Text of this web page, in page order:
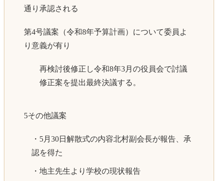
通り承認される
第4号議案（令和8年予算計画）について委員よ
り意義が有り
再検討後修正し令和8年3月の役員会で討議
修正案を提出最終決議する。
5その他議案
・5月30日解散式の内容北村副会長が報告、承
認を得た
・地主先生より学校の現状報告